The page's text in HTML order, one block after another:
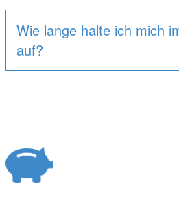
Wie lange halte ich mich
auf?